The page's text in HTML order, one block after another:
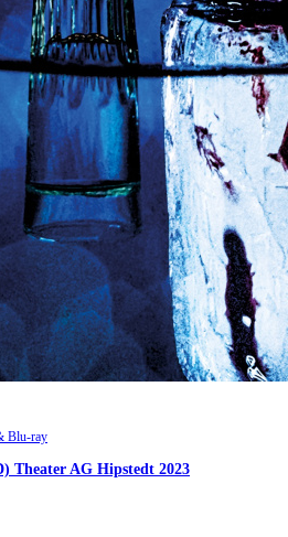
Blu-ray
Theater AG Hipstedt 2023